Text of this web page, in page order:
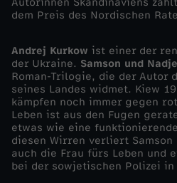
c
h
z
e
i
Autorinnen Skandinaviens
dem Preis des Nordischen
Andrej Kurkow ist einer der
der Ukraine. Samson und
Roman-Trilogie, die der Autor
seines Landes widmet. Kiew
kämpfen noch immer gegen
Leben ist aus den Fugen
etwas wie eine
diesen Wirren verliert
auch die Frau fürs Leben und
bei der sowjetischen Polizei in